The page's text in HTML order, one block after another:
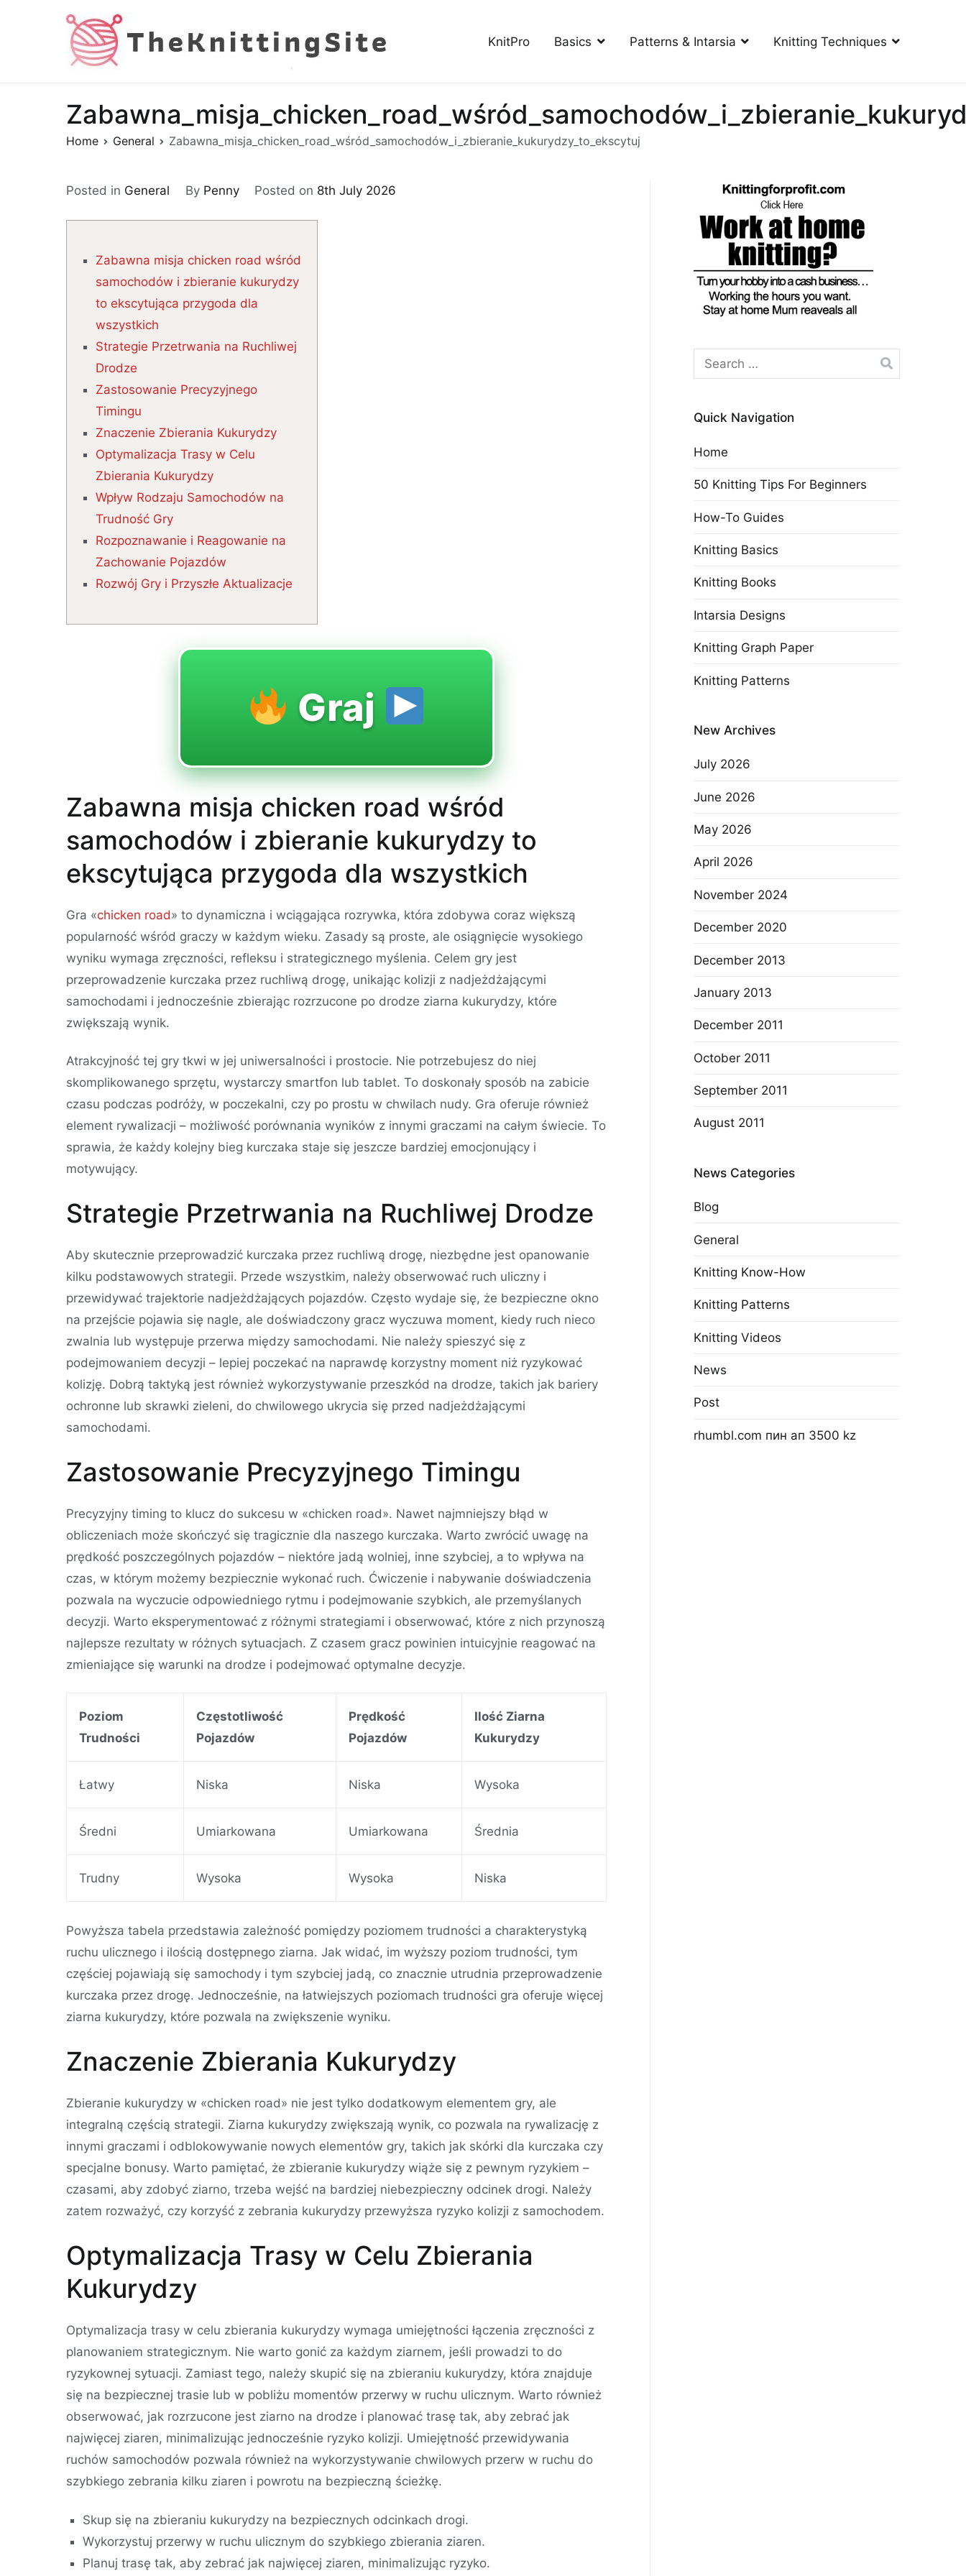
The Knitting Site
How to knit, free videos, free patterns
KnitPro Basics Patterns & Intarsia Knitting Techniques
Home General Zabawna_misja_chicken_road_wśród_samochodów_i_zbieranie_kukurydzy_to_ekscytuj
Posted in General By Penny Posted on 8th July 2026
Zabawna misja chicken road wśród
samochodów i zbieranie kukurydzy
to ekscytująca przygoda dla
wszystkich
Strategie Przetrwania na Ruchliwej
Drodze
Zastosowanie Precyzyjnego
Timingu
Znaczenie Zbierania Kukurydzy
Optymalizacja Trasy w Celu
Zbierania Kukurydzy
Wpływ Rodzaju Samochodów na
Trudność Gry
Rozpoznawanie i Reagowanie na
Zachowanie Pojazdów
Rozwój Gry i Przyszłe Aktualizacje
Graj
Zabawna misja chicken road wśród
samochodów i zbieranie kukurydzy to
ekscytująca przygoda dla wszystkich
Gra «chicken road» to dynamiczna i wciągająca rozrywka, która zdobywa coraz większą
popularność wśród graczy w każdym wieku. Zasady są proste, ale osiągnięcie wysokiego
wyniku wymaga zręczności, refleksu i strategicznego myślenia. Celem gry jest
przeprowadzenie kurczaka przez ruchliwą drogę, unikając kolizji z nadjeżdżającymi
samochodami i jednocześnie zbierając rozrzucone po drodze ziarna kukurydzy, które
zwiększają wynik.
Atrakcyjność tej gry tkwi w jej uniwersalności i prostocie. Nie potrzebujesz do niej
skomplikowanego sprzętu, wystarczy smartfon lub tablet. To doskonały sposób na zabicie
czasu podczas podróży, w poczekalni, czy po prostu w chwilach nudy. Gra oferuje również
element rywalizacji – możliwość porównania wyników z innymi graczami na całym świecie. To
sprawia, że każdy kolejny bieg kurczaka staje się jeszcze bardziej emocjonujący i
motywujący.
Strategie Przetrwania na Ruchliwej Drodze
Aby skutecznie przeprowadzić kurczaka przez ruchliwą drogę, niezbędne jest opanowanie
kilku podstawowych strategii. Przede wszystkim, należy obserwować ruch uliczny i
przewidywać trajektorie nadjeżdżających pojazdów. Często wydaje się, że bezpieczne okno
na przejście pojawia się nagle, ale doświadczony gracz wyczuwa moment, kiedy ruch nieco
zwalnia lub występuje przerwa między samochodami. Nie należy spieszyć się z
podejmowaniem decyzji – lepiej poczekać na naprawdę korzystny moment niż ryzykować
kolizję. Dobrą taktyką jest również wykorzystywanie przeszkód na drodze, takich jak bariery
ochronne lub skrawki zieleni, do chwilowego ukrycia się przed nadjeżdżającymi
samochodami.
Zastosowanie Precyzyjnego Timingu
Precyzyjny timing to klucz do sukcesu w «chicken road». Nawet najmniejszy błąd w
obliczeniach może skończyć się tragicznie dla naszego kurczaka. Warto zwrócić uwagę na
prędkość poszczególnych pojazdów – niektóre jadą wolniej, inne szybciej, a to wpływa na
czas, w którym możemy bezpiecznie wykonać ruch. Ćwiczenie i nabywanie doświadczenia
pozwala na wyczucie odpowiedniego rytmu i podejmowanie szybkich, ale przemyślanych
decyzji. Warto eksperymentować z różnymi strategiami i obserwować, które z nich przynoszą
najlepsze rezultaty w różnych sytuacjach. Z czasem gracz powinien intuicyjnie reagować na
zmieniające się warunki na drodze i podejmować optymalne decyzje.
Poziom
Trudności
Częstotliwość
Pojazdów
Prędkość
Pojazdów
Ilość Ziarna
Kukurydzy
Łatwy Niska Niska Wysoka
Średni Umiarkowana Umiarkowana Średnia
Trudny Wysoka Wysoka Niska
Powyższa tabela przedstawia zależność pomiędzy poziomem trudności a charakterystyką
ruchu ulicznego i ilością dostępnego ziarna. Jak widać, im wyższy poziom trudności, tym
częściej pojawiają się samochody i tym szybciej jadą, co znacznie utrudnia przeprowadzenie
kurczaka przez drogę. Jednocześnie, na łatwiejszych poziomach trudności gra oferuje więcej
ziarna kukurydzy, które pozwala na zwiększenie wyniku.
Znaczenie Zbierania Kukurydzy
Zbieranie kukurydzy w «chicken road» nie jest tylko dodatkowym elementem gry, ale
integralną częścią strategii. Ziarna kukurydzy zwiększają wynik, co pozwala na rywalizację z
innymi graczami i odblokowywanie nowych elementów gry, takich jak skórki dla kurczaka czy
specjalne bonusy. Warto pamiętać, że zbieranie kukurydzy wiąże się z pewnym ryzykiem –
czasami, aby zdobyć ziarno, trzeba wejść na bardziej niebezpieczny odcinek drogi. Należy
zatem rozważyć, czy korzyść z zebrania kukurydzy przewyższa ryzyko kolizji z samochodem.
Optymalizacja Trasy w Celu Zbierania
Kukurydzy
Optymalizacja trasy w celu zbierania kukurydzy wymaga umiejętności łączenia zręczności z
planowaniem strategicznym. Nie warto gonić za każdym ziarnem, jeśli prowadzi to do
ryzykownej sytuacji. Zamiast tego, należy skupić się na zbieraniu kukurydzy, która znajduje
się na bezpiecznej trasie lub w pobliżu momentów przerwy w ruchu ulicznym. Warto również
obserwować, jak rozrzucone jest ziarno na drodze i planować trasę tak, aby zebrać jak
najwięcej ziaren, minimalizując jednocześnie ryzyko kolizji. Umiejętność przewidywania
ruchów samochodów pozwala również na wykorzystywanie chwilowych przerw w ruchu do
szybkiego zebrania kilku ziaren i powrotu na bezpieczną ścieżkę.
Skup się na zbieraniu kukurydzy na bezpiecznych odcinkach drogi.
Wykorzystuj przerwy w ruchu ulicznym do szybkiego zbierania ziaren.
Planuj trasę tak, aby zebrać jak najwięcej ziaren, minimalizując ryzyko.
Search
for:
Quick Navigation
Home
50 Knitting Tips For Beginners
How-To Guides
Knitting Basics
Knitting Books
Intarsia Designs
Knitting Graph Paper
Knitting Patterns
New Archives
July 2026
June 2026
May 2026
April 2026
November 2024
December 2020
December 2013
January 2013
December 2011
October 2011
September 2011
August 2011
News Categories
Blog
General
Knitting Know-How
Knitting Patterns
Knitting Videos
News
Post
rhumbl.com пин ап 3500 kz